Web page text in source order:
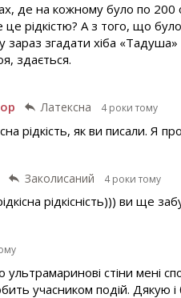
де на кожному було по 200
це рідкістю? А з того, що
згадати хіба
здається.
Латексна 4 роки тому
рідкість, як ви писали. Я
Заколисаний 4 роки тому
рідкісність))) ви ще
стіни мені
учасником подій. Дякую